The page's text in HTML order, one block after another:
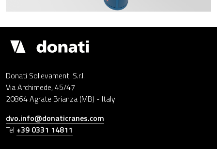
Drupal
Donati Sollevamenti S.r.l.
Via Archimede, 45/47
20864 Agrate Brianza (MB) - Italy
dvo.info@donaticranes.com
Tel +39 0331 14811